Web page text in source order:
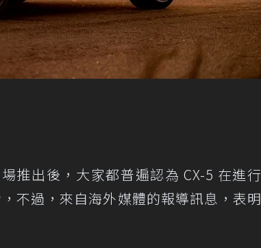
推出後，大家都普遍認為 CX-5 在進行
不過，來自海外媒體的報導訊息，表明